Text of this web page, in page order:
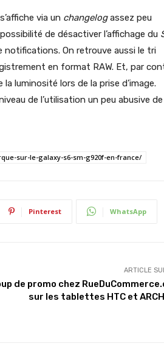
via un changelogassez peu
de désactiver l’affichage du
notifications. On retrouve aussi le tri
en format RAW. Et, par
luminosité lors de la prise d’image.
de l’utilisation un peu abusive de
sur-le-galaxy-s6-sm-g920f-en-france/
Pinterest WhatsApp
ARTICLE
de promo chez
sur les tablettes HTC et